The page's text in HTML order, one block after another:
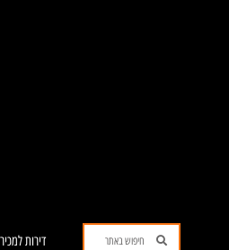
חיפושחיפוש דירות